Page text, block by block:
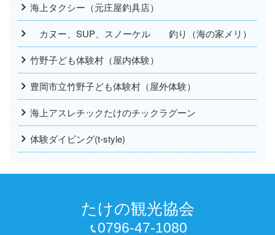
海上タクシー（元庄屋釣具店）
カヌー、SUP、スノーケル 釣り（海の家メリ）
竹野子ども体験村（屋内体験）
豊岡市立竹野子ども体験村（屋外体験）
海上アスレチックたけのチックラグーン
体験ダイビング(t-style)
たけの観光協会
0796-47-1080